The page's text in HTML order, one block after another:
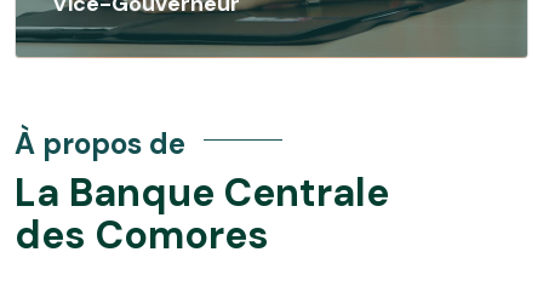
À propos de
La Banque Centrale
des Comores